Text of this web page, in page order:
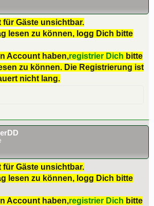
für Gäste unsichtbar.
lesen zu können, logg Dich bitte
Account haben,registrier Dich bitte
zu können. Die Registrierung ist
nicht lang.
für Gäste unsichtbar.
lesen zu können, logg Dich bitte
Account haben,registrier Dich bitte